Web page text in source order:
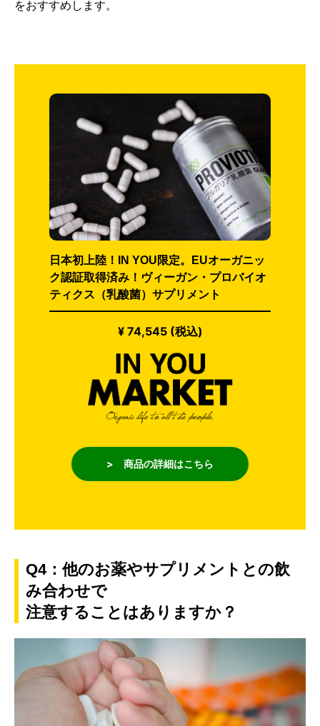
をおすすめします。
日本初上陸！IN YOU限定。EUオーガニッ
ク認証取得済み！ヴィーガン・プロバイオ
ティクス（乳酸菌）サプリメント
¥ 74,545 (税込)
> 商品の詳細はこちら
Q4：他のお薬やサプリメントとの飲
み合わせで
注意することはありますか？